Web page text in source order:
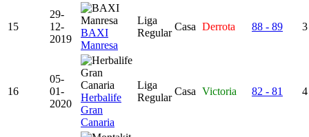
15
29-
12-
2019
BAXI
Manresa
Liga
Regular
Casa Derrota 88 - 89
16
05-
01-
2020
Herbalife
Gran
Canaria
Liga
Regular
Casa Victoria 82 - 81